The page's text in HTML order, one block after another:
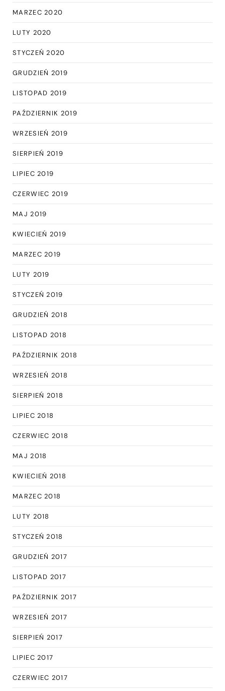
MARZEC 2020
LUTY 2020
STYCZEŃ 2020
GRUDZIEŃ 2019
LISTOPAD 2019
PAŹDZIERNIK 2019
WRZESIEŃ 2019
SIERPIEŃ 2019
LIPIEC 2019
CZERWIEC 2019
MAJ 2019
KWIECIEŃ 2019
MARZEC 2019
LUTY 2019
STYCZEŃ 2019
GRUDZIEŃ 2018
LISTOPAD 2018
PAŹDZIERNIK 2018
WRZESIEŃ 2018
SIERPIEŃ 2018
LIPIEC 2018
CZERWIEC 2018
MAJ 2018
KWIECIEŃ 2018
MARZEC 2018
LUTY 2018
STYCZEŃ 2018
GRUDZIEŃ 2017
LISTOPAD 2017
PAŹDZIERNIK 2017
WRZESIEŃ 2017
SIERPIEŃ 2017
LIPIEC 2017
CZERWIEC 2017